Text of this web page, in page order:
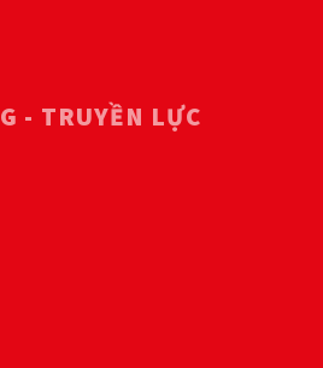
- TRUYỀN LỰC